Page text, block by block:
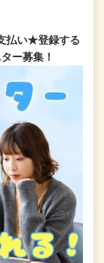
払い★登録する
ー募集！